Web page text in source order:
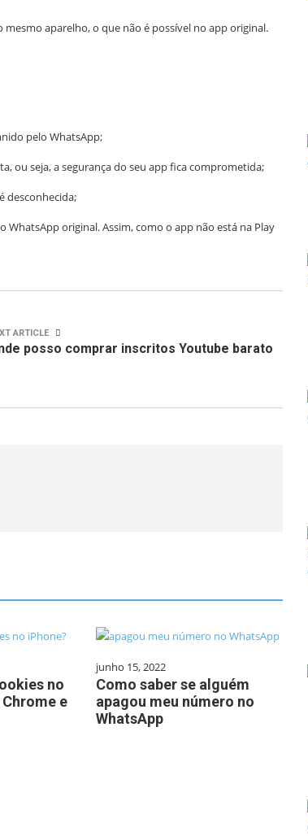
aparelho, o que não é possível no app original.
pelo WhatsApp;
seja, a segurança do seu app fica comprometida;
desconhecida;
original. Assim, como o app não está na Play
ARTICLE
posso comprar inscritos Youtube barato
no
e
junho 15, 2022
Como saber se alguém
apagou meu número no
WhatsApp